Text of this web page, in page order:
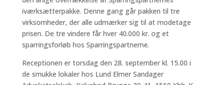
iværksætterpakke. Denne gang går pakken til tre
virksomheder, der alle udmærker sig til at modetage
prisen. De tre vindere får hver 40.000 kr. og et
sparringsforløb hos Sparringspartnerne.
Receptionen er torsdag den 28. september kl. 15.00 i
de smukke lokaler hos Lund Elmer Sandager